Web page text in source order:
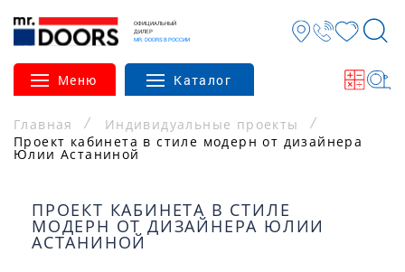
ОФИЦИАЛЬНЫЙ
ДИЛЕР
MR. DOORS В РОССИИ
Меню Каталог
Главная
Индивидуальные проекты
Проект кабинета в стиле модерн от дизайнера
Юлии Астаниной
ПРОЕКТ КАБИНЕТА В СТИЛЕ
МОДЕРН ОТ ДИЗАЙНЕРА ЮЛИИ
АСТАНИНОЙ